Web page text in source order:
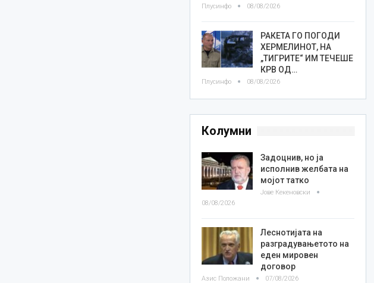
Плусинфо 08/08/2026
РАКЕТА ГО ПОГОДИ
ХЕРМЕЛИНОТ, НА
„ТИГРИТЕ“ ИМ ТЕЧЕШЕ
КРВ ОД…
Плусинфо 08/08/2026
Колумни
Задоцнив, но ја
исполнив желбата на
мојот татко
Јове Кекеновски
08/08/2026
Леснотијата на
разградувањетото на
еден мировен
договор
Азис Положани 07/08/2026